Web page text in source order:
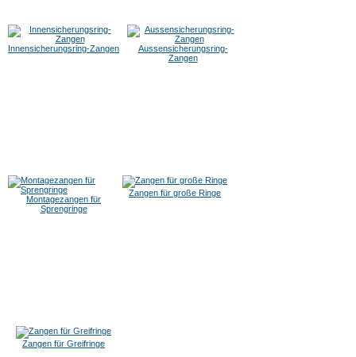
Innensicherungsring-Zangen
Aussensicherungsring-
Zangen
Montagezangen für
Sprengringe
Zangen für große Ringe
Zangen für Greifringe